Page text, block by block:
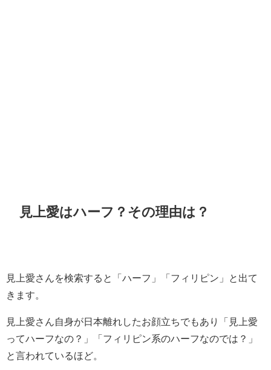
見上愛はハーフ？その理由は？
見上愛さんを検索すると「ハーフ」「フィリピン」と出て
きます。
見上愛さん自身が日本離れしたお顔立ちでもあり「見上愛
ってハーフなの？」「フィリピン系のハーフなのでは？」
と言われているほど。